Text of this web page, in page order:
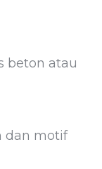
beton atau
dan motif